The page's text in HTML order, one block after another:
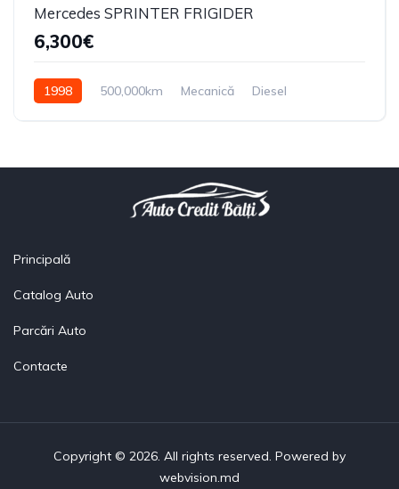
Mercedes SPRINTER FRIGIDER
6,300€
1998 500,000km Mecanică
Diesel
Principală
Catalog Auto
Parcări Auto
Contacte
Copyright © 2026. All rights reserved. Powered by
webvision.md